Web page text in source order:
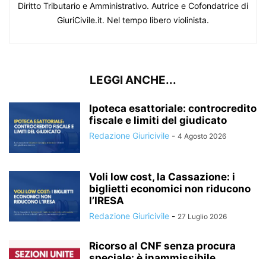
Diritto Tributario e Amministrativo. Autrice e Cofondatrice di
GiuriCivile.it. Nel tempo libero violinista.
LEGGI ANCHE...
Ipoteca esattoriale: controcredito
fiscale e limiti del giudicato
Redazione Giuricivile - 4 Agosto 2026
Voli low cost, la Cassazione: i
biglietti economici non riducono
l’IRESA
Redazione Giuricivile - 27 Luglio 2026
Ricorso al CNF senza procura